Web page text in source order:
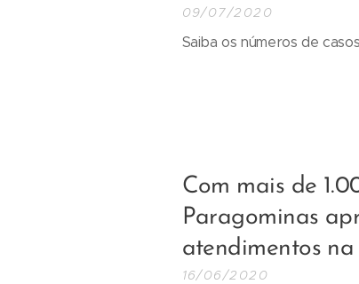
09/07/2020
Saiba os números de
Com mais de
Paragominas
atendimentos
16/06/2020